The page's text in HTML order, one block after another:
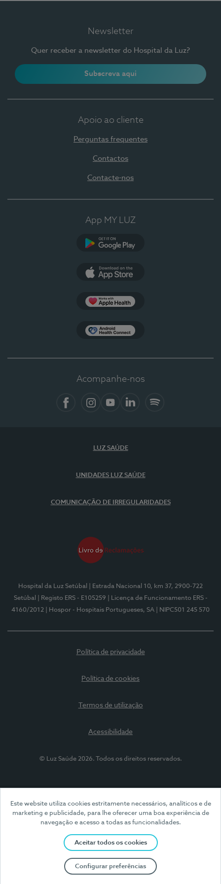
Este website utiliza cookies estritamente necessários, analíticos e de
marketing e publicidade, para lhe oferecer uma boa experiência de
navegação e acesso a todas as funcionalidades.
Aceitar todos os cookies
Configurar preferências
Newsletter
Quer receber a newsletter do Hospital da Luz?
Subscreva aqui
Apoio ao cliente
Perguntas frequentes
Contactos
Contacte-nos
App MY LUZ
Acompanhe-nos
LUZ SAÚDE
UNIDADES LUZ SAÚDE
COMUNICAÇÃO DE IRREGULARIDADES
Hospital da Luz Setúbal
| Estrada Nacional 10, km 37, 2900-722
Setúbal
| Registo ERS - E105259
| Licença de Funcionamento ERS -
4160/2012
| Hospor - Hospitais Portugueses, SA | NIPC501 245 570
Política de privacidade
Política de cookies
Termos de utilização
Acessibilidade
© Luz Saúde 2026. Todos os direitos reservados.